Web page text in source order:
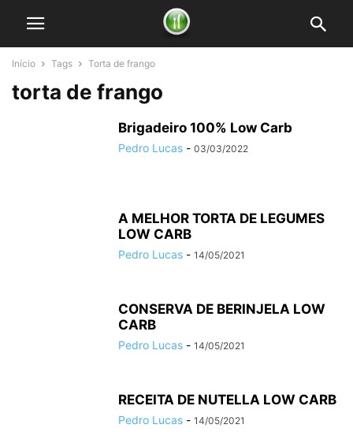
Início Tags Torta de frango
torta de frango
Brigadeiro 100% Low Carb
Pedro Lucas - 03/03/2022
A MELHOR TORTA DE LEGUMES
LOW CARB
Pedro Lucas - 14/05/2021
CONSERVA DE BERINJELA LOW
CARB
Pedro Lucas - 14/05/2021
RECEITA DE NUTELLA LOW CARB
Pedro Lucas - 14/05/2021